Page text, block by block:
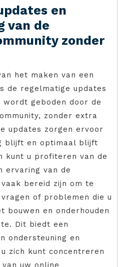
en
van de
zonder
het maken van een
de regelmatige updates
wordt geboden door de
zonder extra
updates zorgen ervoor
blijft en optimaal blijft
kunt u profiteren van de
ervaring van de
bereid zijn om te
of problemen die u
bouwen en onderhouden
Dit biedt een
ondersteuning en
zich kunt concentreren
uw online